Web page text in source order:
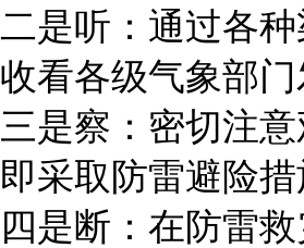
二是听：通过各
收看各级气象部
三是察：密切注
即采取防雷避险措
四是断：在防雷